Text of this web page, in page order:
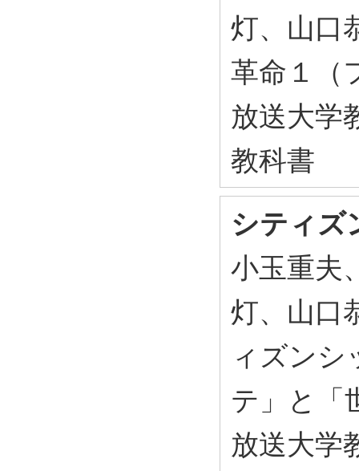
灯、山口
革命１（
放送大学
教科書
シティズ
小玉重夫
灯、山口
ィズンシ
テ」と「
放送大学